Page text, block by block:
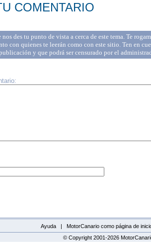
COMENTARIO
des tu punto de vista a cerca de este tema. Te
con quienes te leerán como con este sitio. Ten en
y que podrá ser censurado por el
Ayuda |
MotorCanario como página de
© Copyright 2001-2026